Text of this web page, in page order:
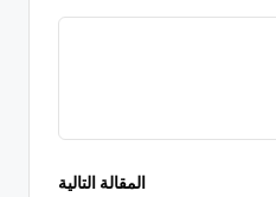
المقالة التالية